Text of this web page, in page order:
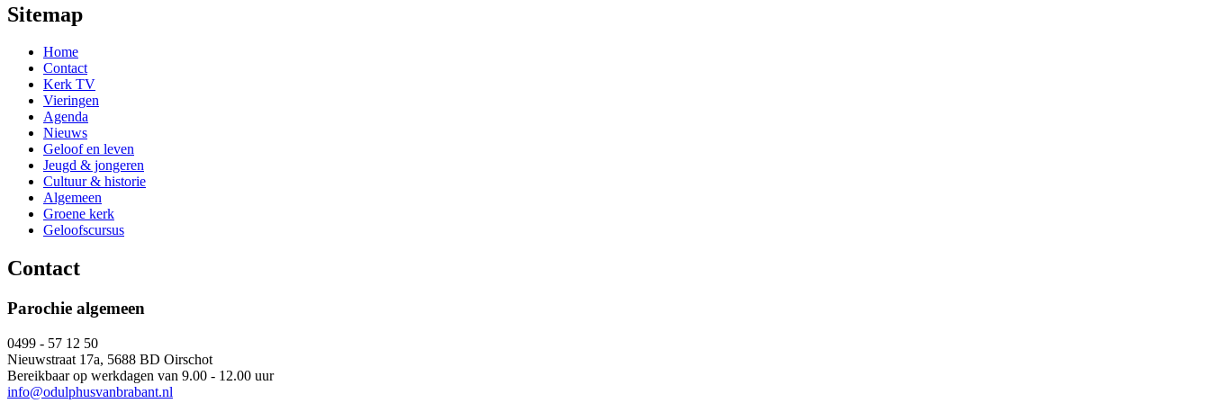
Sitemap
Home
Contact
Kerk TV
Vieringen
Agenda
Nieuws
Geloof en leven
Jeugd & jongeren
Cultuur & historie
Algemeen
Groene kerk
Geloofscursus
Contact
Parochie algemeen
0499 - 57 12 50
Nieuwstraat 17a, 5688 BD Oirschot
Bereikbaar op werkdagen van 9.00 - 12.00 uur
info@odulphusvanbrabant.nl